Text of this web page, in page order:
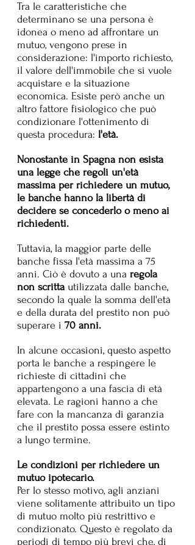
Tra le caratteristiche che
determinano se una persona è
idonea o meno ad affrontare un
mutuo, vengono prese in
considerazione: l'importo richiesto,
il valore dell'immobile che si vuole
acquistare e la situazione
economica. Esiste però anche un
altro fattore fisiologico che può
condizionare l'ottenimento di
questa procedura: l'età.
Nonostante in Spagna non esista
una legge che regoli un'età
massima per richiedere un mutuo,
le banche hanno la libertà di
decidere se concederlo o meno ai
richiedenti.
Tuttavia, la maggior parte delle
banche fissa l'età massima a 75
anni. Ciò è dovuto a una regola
non scritta utilizzata dalle banche,
secondo la quale la somma dell'età
e della durata del prestito non può
superare i 70 anni.
In alcune occasioni, questo aspetto
porta le banche a respingere le
richieste di cittadini che
appartengono a una fascia di età
elevata. Le ragioni hanno a che
fare con la mancanza di garanzia
che il prestito possa essere estinto
a lungo termine.
Le condizioni per richiedere un
mutuo ipotecario.
Per lo stesso motivo, agli anziani
viene solitamente attribuito un tipo
di mutuo molto più restrittivo e
condizionato. Questo è regolato da
periodi di tempo più brevi che, di